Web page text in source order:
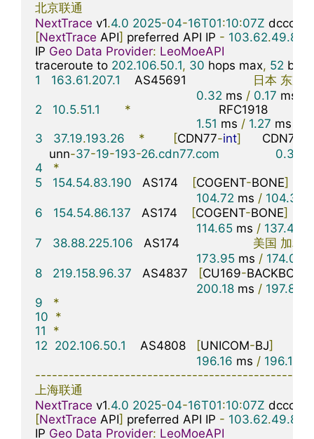
北京联通
NextTrace v1.4.0 2025-04-16T01:10:07Z
[NextTrace API] preferred API IP - 103.62.49.83
IP Geo Data Provider: LeoMoeAPI
traceroute to 202.106.50.1, 30 hops max, 52
1
163.61.207.1
    AS45691
日本 东京
0.32 ms / 0.17 ms
2
10.5.51.1 *
                         RFC1918
1.51 ms / 1.27 ms
3
37.19.193.26 * [CDN77-int]
      CDN77
    unn
-37-19-193-26.cdn77.com 0.36
4
*
5
154.54.83.190
   AS174
[COGENT-BONE]
104.72 ms / 104.32
6
154.54.86.137
   AS174
[COGENT-BONE]
114.65 ms / 137.40
7
38.88.225.106
   AS174
美国 加利
173.95 ms / 174.00
8
219.158.96.37
   AS4837
[CU169-BACKBONE
200.18 ms / 197.87
9
*
10 *
11
*
12 202.106.50.1
    AS4808
[UNICOM-BJ]
196.16 ms / 196.12
上海联通
NextTrace v1.4.0 2025-04-16T01:10:07Z
[NextTrace API] preferred API IP - 103.62.49.83
IP Geo Data Provider: LeoMoeAPI